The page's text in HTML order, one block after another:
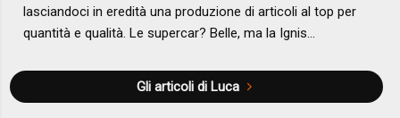
lasciandoci in eredità una produzione di articoli al top per
quantità e qualità. Le supercar? Belle, ma la Ignis...
Gli articoli di Luca